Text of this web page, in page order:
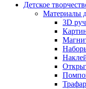
Детское
Материалы
3D